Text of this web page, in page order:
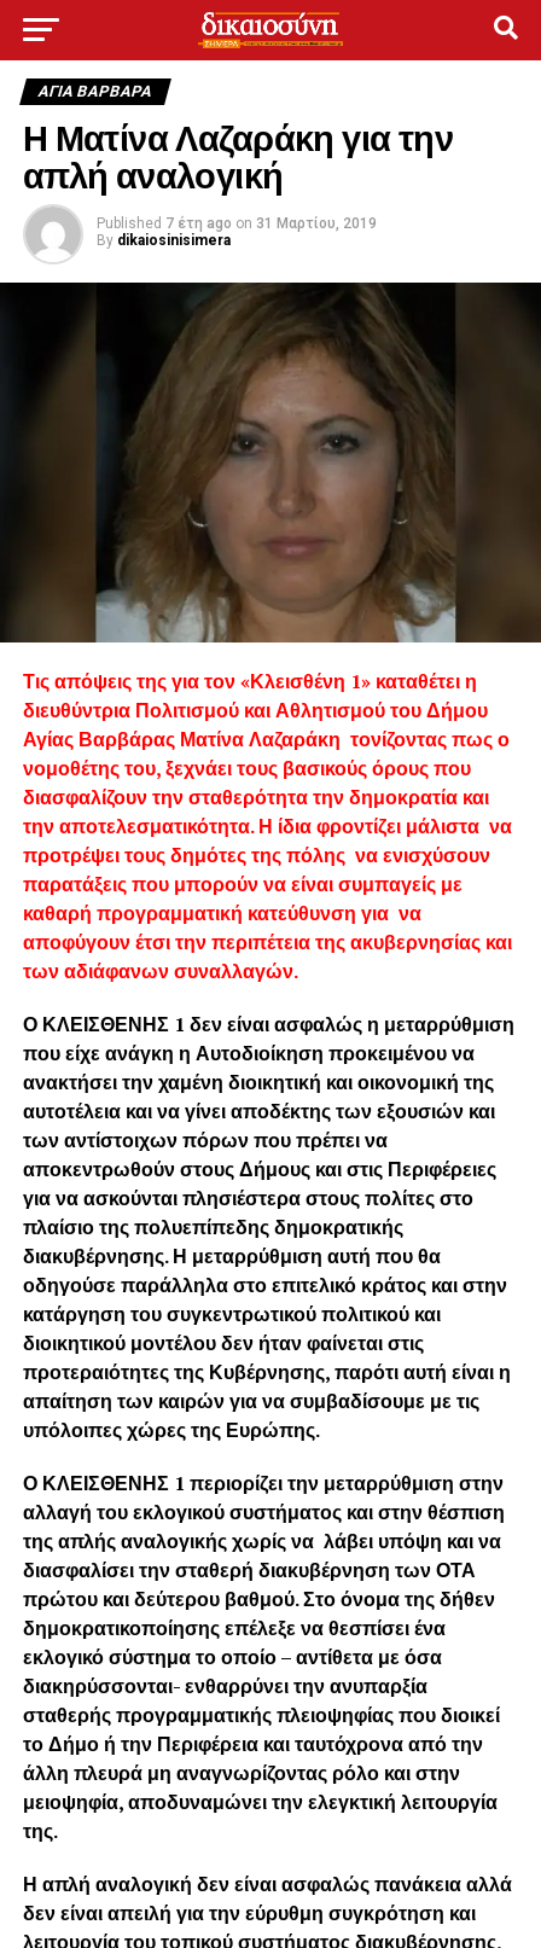
ΑΓΙΑ ΒΑΡΒΑΡΑ
Η Ματίνα Λαζαράκη για την
απλή αναλογική
Published 7 έτη ago on 31 Μαρτίου, 2019
By dikaiosinisimera
Τις απόψεις της για τον «Κλεισθένη 1» καταθέτει η
διευθύντρια Πολιτισμού και Αθλητισμού του Δήμου
Αγίας Βαρβάρας Ματίνα Λαζαράκη τονίζοντας πως ο
νομοθέτης του, ξεχνάει τους βασικούς όρους που
διασφαλίζουν την σταθερότητα την δημοκρατία και
την αποτελεσματικότητα. Η ίδια φροντίζει μάλιστα να
προτρέψει τους δημότες της πόλης να ενισχύσουν
παρατάξεις που μπορούν να είναι συμπαγείς με
καθαρή προγραμματική κατεύθυνση για να
αποφύγουν έτσι την περιπέτεια της ακυβερνησίας και
των αδιάφανων συναλλαγών.
Ο ΚΛΕΙΣΘΕΝΗΣ 1 δεν είναι ασφαλώς η μεταρρύθμιση
που είχε ανάγκη η Αυτοδιοίκηση προκειμένου να
ανακτήσει την χαμένη διοικητική και οικονομική της
αυτοτέλεια και να γίνει αποδέκτης των εξουσιών και
των αντίστοιχων πόρων που πρέπει να
αποκεντρωθούν στους Δήμους και στις Περιφέρειες
για να ασκούνται πλησιέστερα στους πολίτες στο
πλαίσιο της πολυεπίπεδης δημοκρατικής
διακυβέρνησης. Η μεταρρύθμιση αυτή που θα
οδηγούσε παράλληλα στο επιτελικό κράτος και στην
κατάργηση του συγκεντρωτικού πολιτικού και
διοικητικού μοντέλου δεν ήταν φαίνεται στις
προτεραιότητες της Κυβέρνησης, παρότι αυτή είναι η
απαίτηση των καιρών για να συμβαδίσουμε με τις
υπόλοιπες χώρες της Ευρώπης.
Ο ΚΛΕΙΣΘΕΝΗΣ 1 περιορίζει την μεταρρύθμιση στην
αλλαγή του εκλογικού συστήματος και στην θέσπιση
της απλής αναλογικής χωρίς να λάβει υπόψη και να
διασφαλίσει την σταθερή διακυβέρνηση των ΟΤΑ
πρώτου και δεύτερου βαθμού. Στο όνομα της δήθεν
δημοκρατικοποίησης επέλεξε να θεσπίσει ένα
εκλογικό σύστημα το οποίο – αντίθετα με όσα
διακηρύσσονται- ενθαρρύνει την ανυπαρξία
σταθερής προγραμματικής πλειοψηφίας που διοικεί
το Δήμο ή την Περιφέρεια και ταυτόχρονα από την
άλλη πλευρά μη αναγνωρίζοντας ρόλο και στην
μειοψηφία, αποδυναμώνει την ελεγκτική λειτουργία
της.
Η απλή αναλογική δεν είναι ασφαλώς πανάκεια αλλά
δεν είναι απειλή για την εύρυθμη συγκρότηση και
λειτουργία του τοπικού συστήματος διακυβέρνησης,